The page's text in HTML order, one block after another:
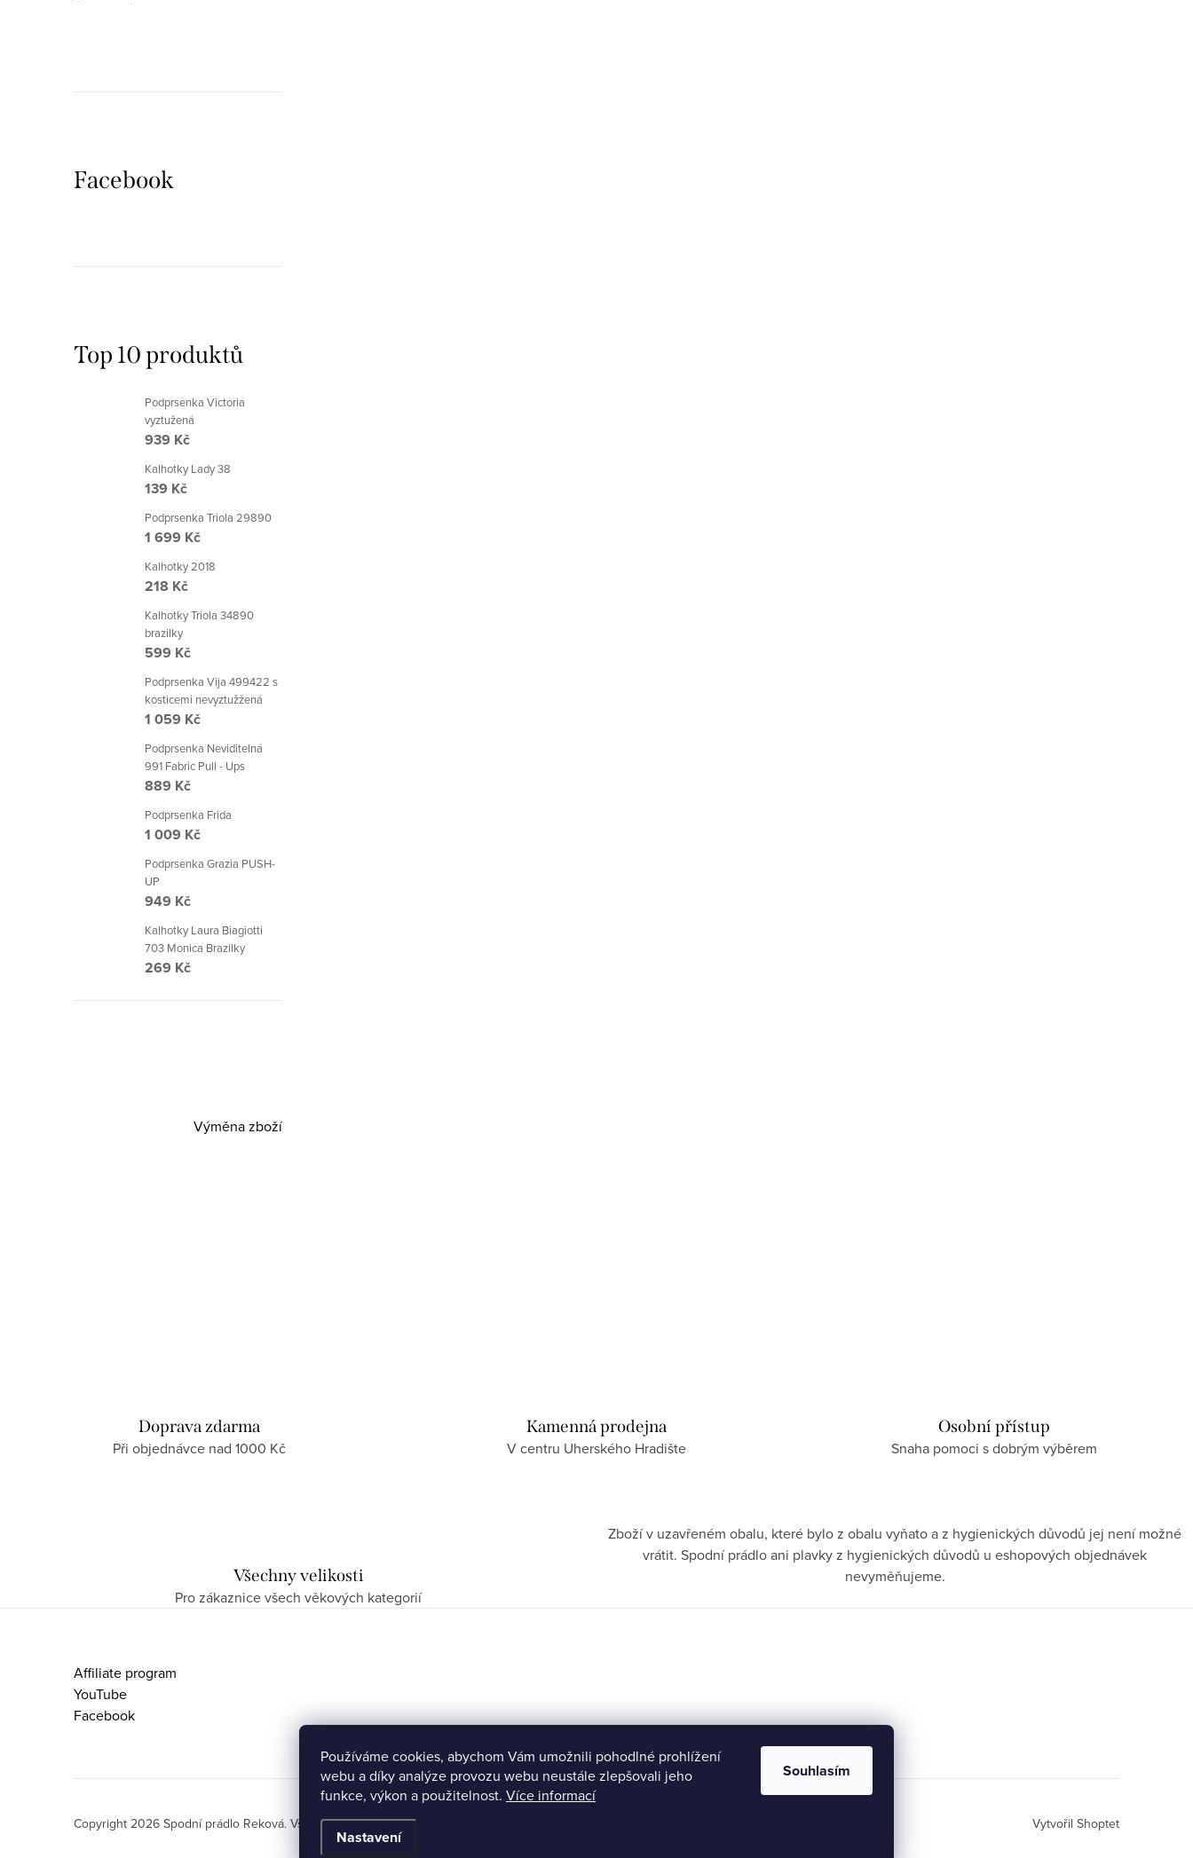
Používáme cookies, abychom Vám umožnili pohodlné prohlížení
webu a díky analýze provozu webu neustále zlepšovali jeho
funkce, výkon a použitelnost. Více informací
Nastavení
Souhlasím
Facebook
Top 10 produktů
Podprsenka Victoria
vyztužená
939 Kč
Kalhotky Lady 38
139 Kč
Podprsenka Triola 29890
1 699 Kč
Kalhotky 2018
218 Kč
Kalhotky Triola 34890
brazilky
599 Kč
Podprsenka Vija 499422 s
kosticemi nevyztužžená
1 059 Kč
Podprsenka Neviditelná
991 Fabric Pull - Ups
889 Kč
Podprsenka Frida
1 009 Kč
Podprsenka Grazia PUSH-
UP
949 Kč
Kalhotky Laura Biagiotti
703 Monica Brazilky
269 Kč
Výměna zboží
Doprava zdarma
Při objednávce nad 1000 Kč
Kamenná prodejna
V centru Uherského Hradište
Osobní přístup
Snaha pomoci s dobrým výběrem
Všechny velikosti
Pro zákaznice všech věkových kategorií
Zboží v uzavřeném obalu, které bylo z obalu vyňato a z hygienických důvodů jej není možné
vrátit. Spodní prádlo ani plavky z hygienických důvodů u eshopových objednávek
nevyměňujeme.
Affiliate program
YouTube
Facebook
Vytvořil Shoptet
Copyright 2026 Spodní prádlo Reková. Všechna práva vyhrazena.